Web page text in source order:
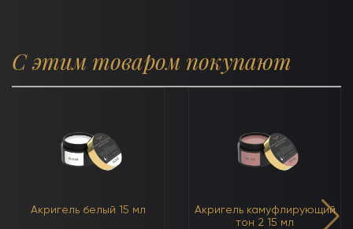
С этим товаром покупают
Акригель белый 15 мл
Акригель камуфлирующий
тон 2 15 мл